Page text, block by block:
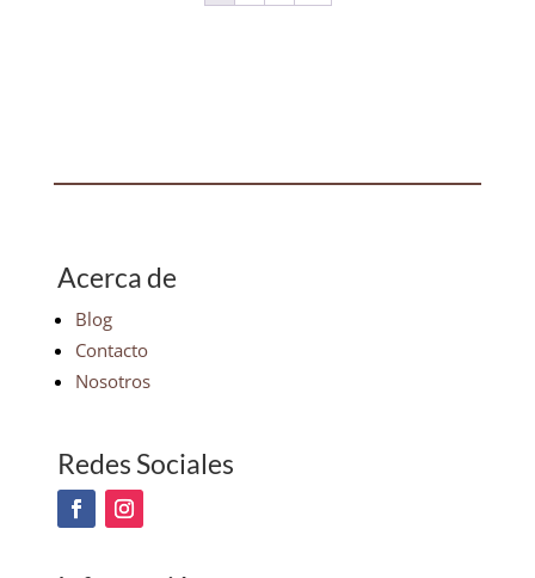
Acerca de
Blog
Contacto
Nosotros
Redes Sociales